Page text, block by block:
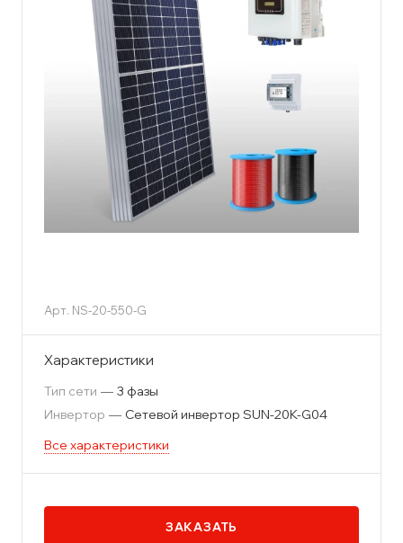
Арт. NS-20-550-G
Характеристики
Тип сети — 3 фазы
Инвертор — Сетевой инвертор SUN-20K-G04
Все характеристики
ЗАКАЗАТЬ